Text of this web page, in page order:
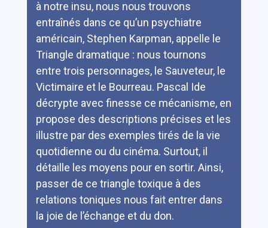
à notre insu, nous nous trouvons
entraînés dans ce qu’un psychiatre
américain, Stephen Karpman, appelle le
Triangle dramatique : nous tournons
entre trois personnages, le Sauveteur, le
Victimaire et le Bourreau. Pascal Ide
décrypte avec finesse ce mécanisme, en
propose des descriptions précises et les
illustre par des exemples tirés de la vie
quotidienne ou du cinéma. Surtout, il
détaille les moyens pour en sortir. Ainsi,
passer de ce triangle toxique à des
relations toniques nous fait entrer dans
la joie de l’échange et du don.